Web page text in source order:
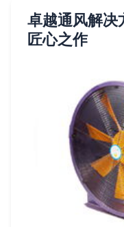
卓越通风解决
匠心之作